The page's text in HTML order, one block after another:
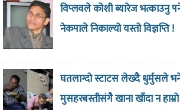
विप्लवले कोशी ब्यारेज भत्काउनु
नेकपाले निकाल्यो यस्तो विज्ञप्ति !
घतलाग्दो स्टाटस लेख्दै धुर्मुसले
मुसहरबस्तीसंगै खाना खाँदा न